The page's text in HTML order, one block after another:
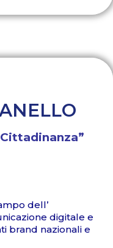
dell’
digitale e
brand nazionali e